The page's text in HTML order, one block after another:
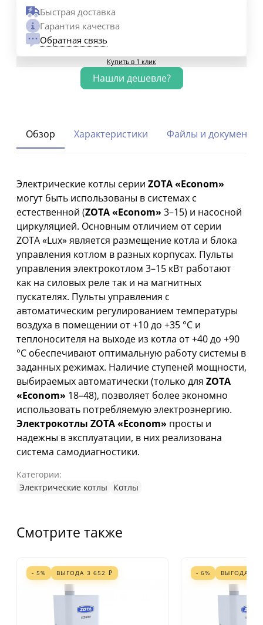
Быстрая доставка
Гарантия качества
Обратная связь
Купить в 1 клик
Обзор Характеристики Файлы и документы
Электрические котлы серии ZOTA «Econom»
могут быть использованы в системах с
естественной (ZOTA «Econom» 3–15) и насосной
циркуляцией. Основным отличием от серии
ZOTA «Lux» является размещение котла и блока
управления котлом в разных корпусах. Пульты
управления электрокотлом 3–15 кВт работают
как на силовых реле так и на магнитных
пускателях. Пульты управления с
автоматическим регулированием температуры
воздуха в помещении от +10 до +35 °С и
теплоносителя на выходе из котла от +40 до +90
°С обеспечивают оптимальную работу системы в
заданных режимах. Наличие ступеней мощности,
выбираемых автоматически (только для ZOTA
«Econom» 18–48), позволяет более экономно
использовать потребляемую электроэнергию.
Электрокотлы ZOTA «Econom» просты и
надежны в эксплуатации, в них реализована
система самодиагностики.
Категории:
Электрические котлы
Котлы
Смотрите также
- 5% ВЫГОДА 3 652 ₽ - 6% ВЫГОДА